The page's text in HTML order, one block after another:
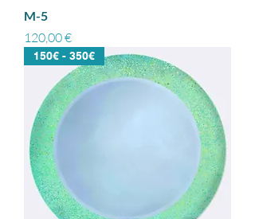
M-5
Prix
120,00 €
150€ - 350€